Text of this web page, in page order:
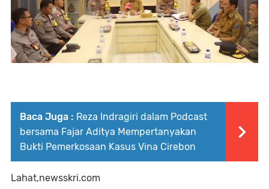
Baca Juga : Reza Indragiri dalam Podcast
bersama Fajar Aditya Mempertanyakan
Bukti Pemerkosaan Kasus Vina Cirebon
Lahat,newsskri.com